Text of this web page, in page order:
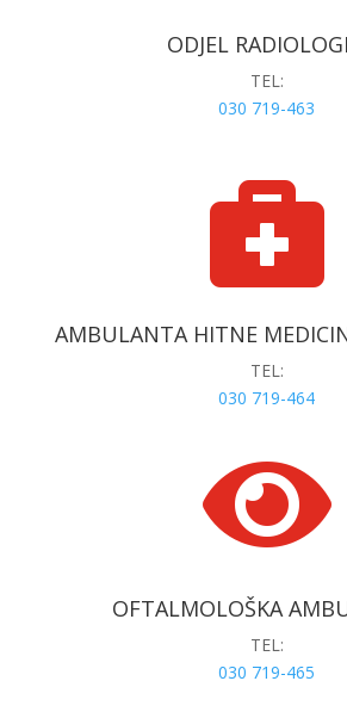
ODJEL
TEL:
030 719-463

AMBULANTA HITNE
TEL:
030 719-464

OFTALMOLOŠKA
TEL:
030 719-465